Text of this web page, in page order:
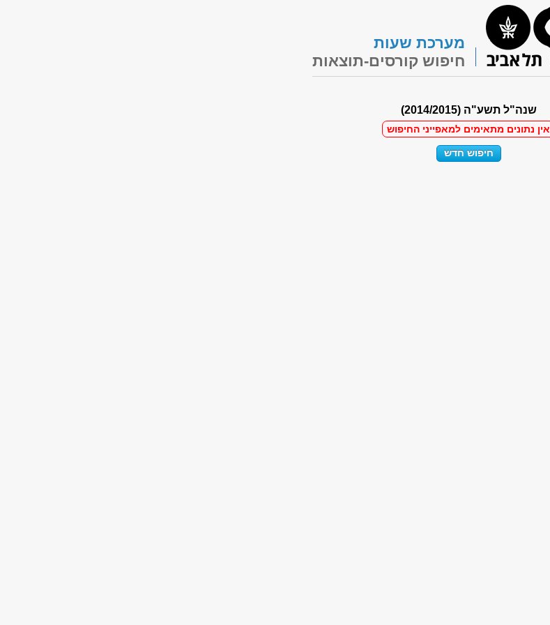
מערכת שעות
חיפוש קורסים-תוצאות
שנה"ל תשע"ה (2014/2015)
אין נתונים מתאימים למאפייני החיפוש
חיפוש חדש